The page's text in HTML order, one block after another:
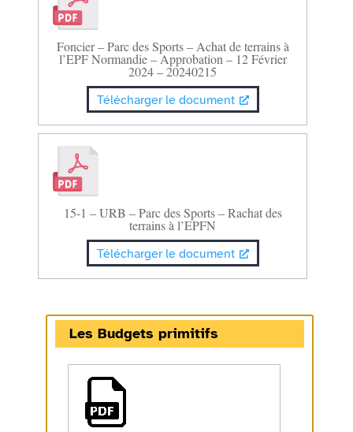
Foncier – Parc des Sports – Achat de terrains à
l’EPF Normandie – Approbation – 12 Février
2024 – 20240215
Télécharger le document
15-1 – URB – Parc des Sports – Rachat des
terrains à l’EPFN
Télécharger le document
Les Budgets primitifs